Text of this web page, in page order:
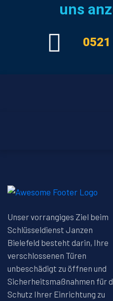
uns
Unser vorrangiges Ziel beim
Schlüsseldienst Janzen
Bielefeld besteht darin, Ihre
verschlossenen Türen
unbeschädigt zu öffnen und
Sicherheitsmaßnahmen für
Schutz Ihrer Einrichtung zu